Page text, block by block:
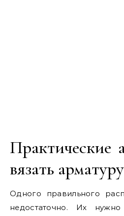
Практические
вязать
Одного правильного
недостаточно. Их